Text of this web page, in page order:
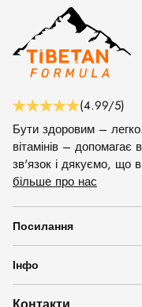
(4.99/5)
Бути здоровим –
вітамінів –
зв'язок і дякуємо, що
більше про нас
Посилання
Інфо